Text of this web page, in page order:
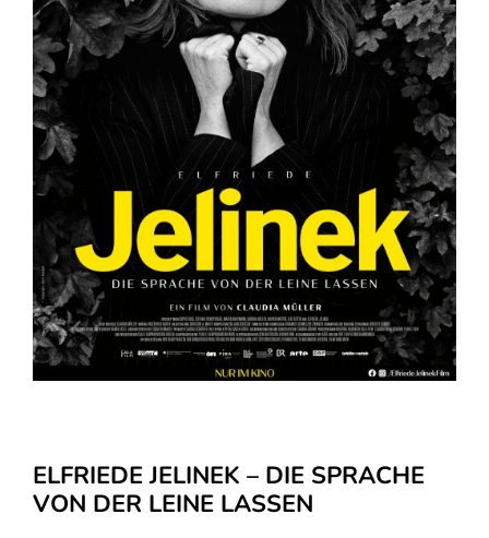
ELFRIEDE JELINEK – DIE SPRACHE
VON DER LEINE LASSEN